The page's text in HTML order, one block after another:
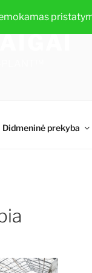
Didmeninė prekyba